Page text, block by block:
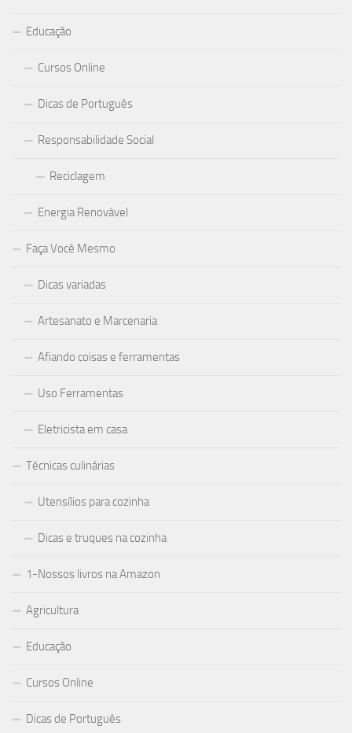
Educação
Cursos Online
Dicas de Português
Responsabilidade Social
Reciclagem
Energia Renovável
Faça Você Mesmo
Dicas variadas
Artesanato e Marcenaria
Afiando coisas e ferramentas
Uso Ferramentas
Eletricista em casa
Técnicas culinárias
Utensílios para cozinha
Dicas e truques na cozinha
1-Nossos livros na Amazon
Agricultura
Educação
Cursos Online
Dicas de Português